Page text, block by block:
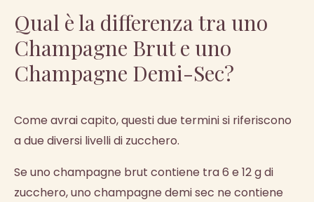
Qual è la differenza tra uno
Champagne Brut e uno
Champagne Demi-Sec?
Come avrai capito, questi due termini si riferiscono
a due diversi livelli di zucchero.
Se uno champagne brut contiene tra 6 e 12 g di
zucchero, uno champagne demi sec ne contiene